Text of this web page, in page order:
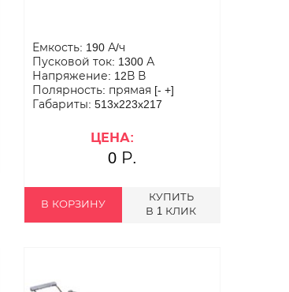
Емкость: 190 А/ч
Пусковой ток: 1300 А
Напряжение: 12В В
Полярность: прямая [- +]
Габариты: 513x223x217
ЦЕНА:
0 Р.
В КОРЗИНУ
КУПИТЬ
В 1 КЛИК